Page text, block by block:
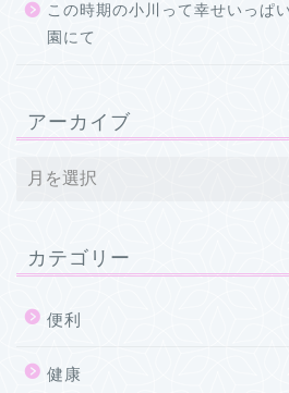
この時期の小川って幸せいっぱ
園にて
アーカイブ
カテゴリー
便利
健康